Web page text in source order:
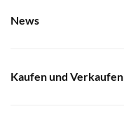
News
Kaufen und Verkaufen